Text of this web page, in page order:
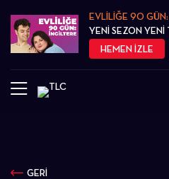
EVLİLİĞE 90 GÜN:
YENİ SEZON
HEMEN İZLE
GERİ